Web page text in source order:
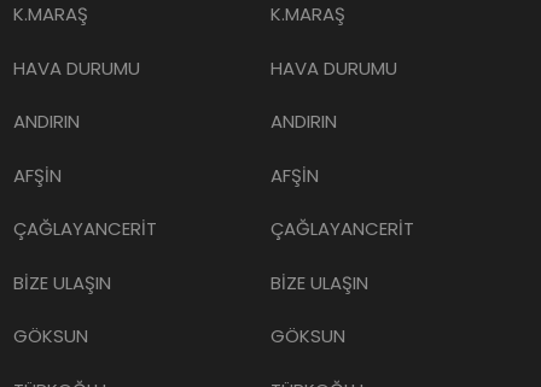
K.MARAŞ
HAVA DURUMU
ANDIRIN
AFŞİN
ÇAĞLAYANCERİT
BİZE ULAŞIN
GÖKSUN
K.MARAŞ
HAVA DURUMU
ANDIRIN
AFŞİN
ÇAĞLAYANCERİT
BİZE ULAŞIN
GÖKSUN